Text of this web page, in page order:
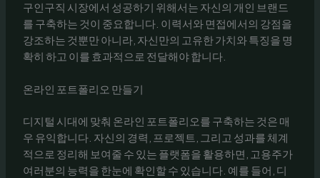
구인구직 시장에서 성공하기 위해서는 자신의 개인 브랜드
를 구축하는 것이 중요합니다. 이력서와 면접에서의 강점을
강조하는 것뿐만 아니라, 자신만의 고유한 가치와 특징을 명
확히 하고 이를 효과적으로 전달해야 합니다.
온라인 포트폴리오 만들기
디지털 시대에 맞춰 온라인 포트폴리오를 구축하는 것은 매
우 유익합니다. 자신의 경력, 프로젝트, 그리고 성과를 체계
적으로 정리해 보여줄 수 있는 플랫폼을 활용하면, 고용주가
여러분의 능력을 한눈에 확인할 수 있습니다. 예를 들어, 디